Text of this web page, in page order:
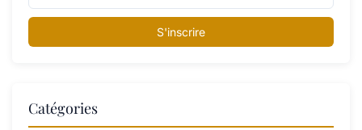
S'inscrire
Catégories